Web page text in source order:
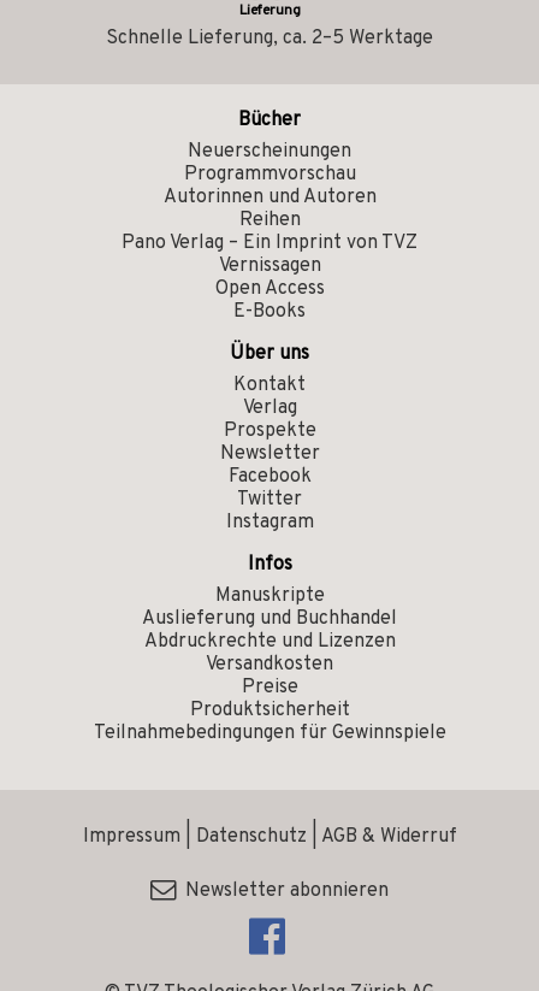
Lieferung
Schnelle Lieferung, ca. 2–5 Werktage
Bücher
Neuerscheinungen
Programmvorschau
Autorinnen und Autoren
Reihen
Pano Verlag – Ein Imprint von TVZ
Vernissagen
Open Access
E-Books
Über uns
Kontakt
Verlag
Prospekte
Newsletter
Facebook
Twitter
Instagram
Infos
Manuskripte
Auslieferung und Buchhandel
Abdruckrechte und Lizenzen
Versandkosten
Preise
Produktsicherheit
Teilnahmebedingungen für Gewinnspiele
Impressum Datenschutz AGB & Widerruf
Newsletter abonnieren